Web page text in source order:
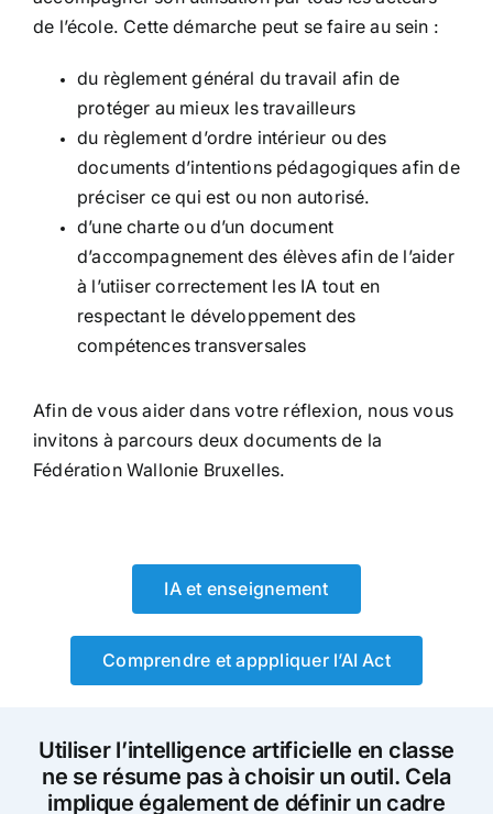
de l’école. Cette démarche peut se faire au sein :
du règlement général du travail afin de
protéger au mieux les travailleurs
du règlement d’ordre intérieur ou des
documents d’intentions pédagogiques afin de
préciser ce qui est ou non autorisé.
d’une charte ou d’un document
d’accompagnement des élèves afin de l’aider
à l’utiiser correctement les IA tout en
respectant le développement des
compétences transversales
Afin de vous aider dans votre réflexion, nous vous
invitons à parcours deux documents de la
Fédération Wallonie Bruxelles.
IA et enseignement
Comprendre et apppliquer l’AI Act
Utiliser l’intelligence artificielle en classe
ne se résume pas à choisir un outil. Cela
implique également de définir un cadre